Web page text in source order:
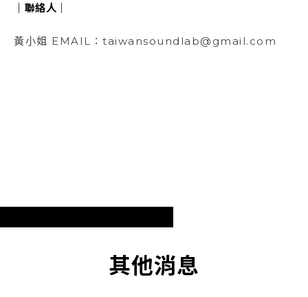
｜聯絡人｜
黃小姐 EMAIL：taiwansoundlab@gmail.com
其他消息